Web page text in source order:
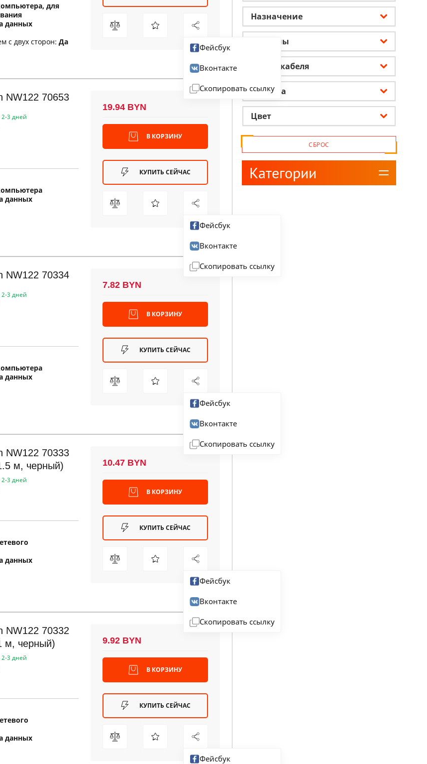
для
данных
с двух сторон: Да
Фейсбук
Вконтакте
Скопировать ссылку
NW122 70653
2-3 дней
данных
19.94 BYN
В КОРЗИНУ
КУПИТЬ СЕЙЧАС
Фейсбук
Вконтакте
Скопировать ссылку
NW122 70334
2-3 дней
данных
7.82 BYN
В КОРЗИНУ
КУПИТЬ СЕЙЧАС
Фейсбук
Вконтакте
Скопировать ссылку
NW122 70333
м, черный)
2-3 дней
данных
10.47 BYN
В КОРЗИНУ
КУПИТЬ СЕЙЧАС
Фейсбук
Вконтакте
Скопировать ссылку
NW122 70332
м, черный)
2-3 дней
данных
9.92 BYN
В КОРЗИНУ
КУПИТЬ СЕЙЧАС
Фейсбук
Назначение
Разъемы
Длина кабеля
Оплетка
Цвет
СБРОС
Категории